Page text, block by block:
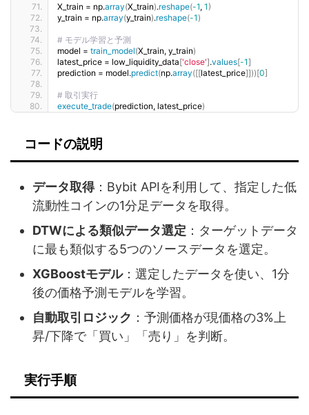
X_train = np.array(X_train).reshape(-1, 1)
y_train = np.array(y_train).reshape(-1 )
# モデル学習と予測
model = train_model(X_train, y_train)
latest_price = low_liquidity_data['close'].values[-1]
prediction = model.predict(np.array([[latest_price]]))[0]
# 取引実行
execute_trade(prediction, latest_price)
コードの説明
データ取得：Bybit APIを利用して、指定した低
流動性コインの1分足データを取得。
DTWによる類似データ選定 ：ターゲットデータ
に最も類似する5つのソースデータを選定。
XGBoostモデル：選定したデータを使い、1分
後の価格予測モデルを学習。
自動取引ロジック ：予測価格が現価格の3%上
昇/下降で「買い」「売り」を判断。
実行手順